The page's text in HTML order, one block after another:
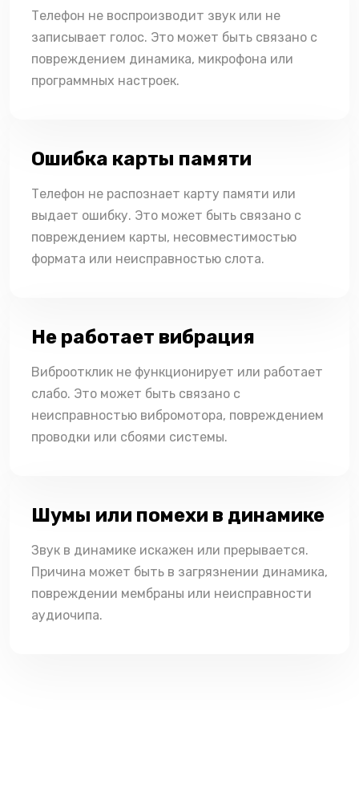
Телефон не воспроизводит звук или не
записывает голос. Это может быть связано с
повреждением динамика, микрофона или
программных настроек.
Ошибка карты памяти
Телефон не распознает карту памяти или
выдает ошибку. Это может быть связано с
повреждением карты, несовместимостью
формата или неисправностью слота.
Не работает вибрация
Виброотклик не функционирует или работает
слабо. Это может быть связано с
неисправностью вибромотора, повреждением
проводки или сбоями системы.
Шумы или помехи в динамике
Звук в динамике искажен или прерывается.
Причина может быть в загрязнении динамика,
повреждении мембраны или неисправности
аудиочипа.